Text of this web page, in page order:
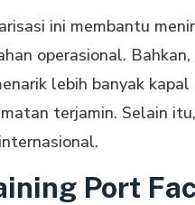
ini membantu
operasional.
lebih banyak
terjamin. Selain
Port